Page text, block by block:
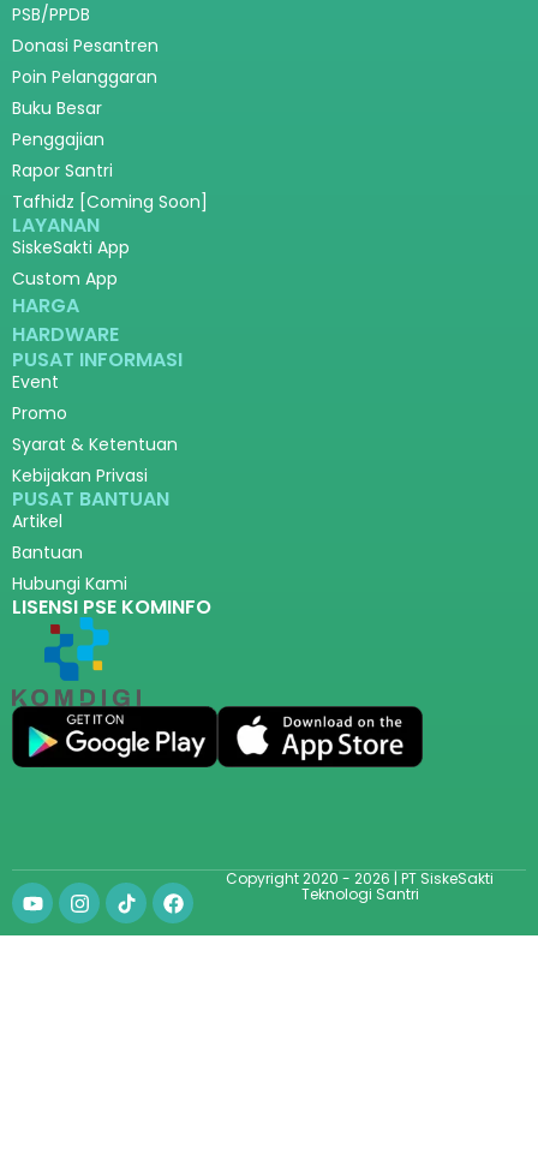
PSB/PPDB
Donasi Pesantren
Poin Pelanggaran
Buku Besar
Penggajian
Rapor Santri
Tafhidz [Coming Soon]
LAYANAN
SiskeSakti App
Custom App
HARGA
HARDWARE
PUSAT INFORMASI
Event
Promo
Syarat & Ketentuan
Kebijakan Privasi
PUSAT BANTUAN
Artikel
Bantuan
Hubungi Kami
LISENSI PSE KOMINFO
Copyright 2020 - 2026 | PT SiskeSakti
Teknologi Santri